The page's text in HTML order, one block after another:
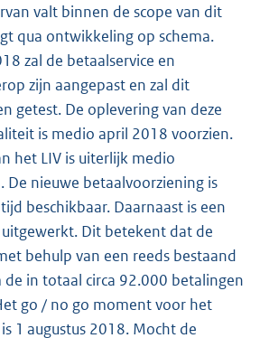
valt binnen de scope van dit
qua ontwikkeling op schema.
zal de betaalservice en
zijn aangepast en zal dit
getest. De oplevering van deze
is medio april 2018 voorzien.
het LIV is uiterlijk medio
De nieuwe betaalvoorziening is
beschikbaar. Daarnaast is een
Dit betekent dat de
behulp van een reeds bestaand
de in totaal circa 92.000 betalingen
go / no go moment voor het
1 augustus 2018. Mocht de